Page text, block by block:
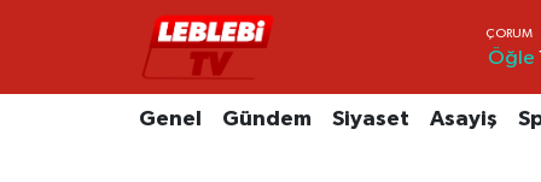
Öğle
Genel Gündem Siyaset Asayiş
Hava Durumu